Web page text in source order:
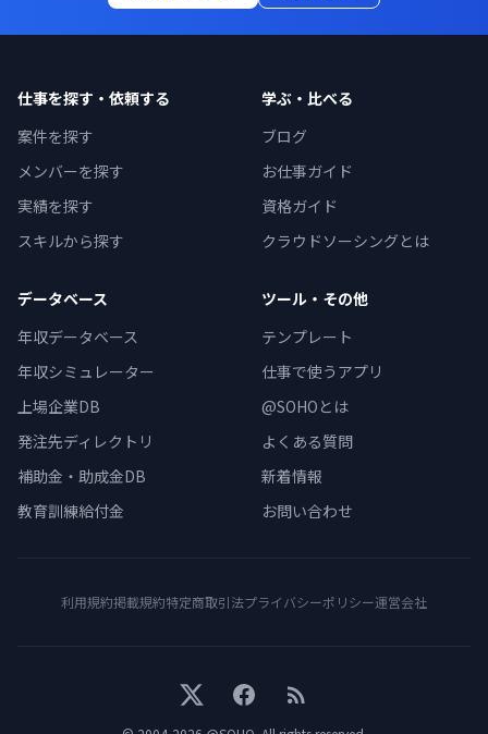
仕事を探す・依頼する
案件を探す
メンバーを探す
実績を探す
スキルから探す
学ぶ・比べる
ブログ
お仕事ガイド
資格ガイド
クラウドソーシングとは
データベース
年収データベース
年収シミュレーター
上場企業DB
発注先ディレクトリ
補助金・助成金DB
教育訓練給付金
ツール・その他
テンプレート
仕事で使うアプリ
@SOHOとは
よくある質問
新着情報
お問い合わせ
利用規約掲載規約特定商取引法プライバシーポリシー運営会社
X Facebook
RSS